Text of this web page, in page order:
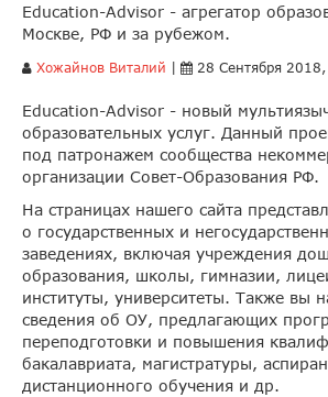
Education-Advisor - агрегатор
Москве, РФ и за рубежом.
Хожайнов Виталий 28 Сентября
Education-Advisor - новый
образовательных услуг. Данный
под патронажем сообщества
организации Совет-Образования РФ.
На страницах нашего сайта
о государственных и
заведениях, включая учреждения
образования, школы, гимназии,
институты, университеты. Также вы
сведения об ОУ, предлагающих
переподготовки и повышения
бакалавриата, магистратуры,
дистанционного обучения и др.